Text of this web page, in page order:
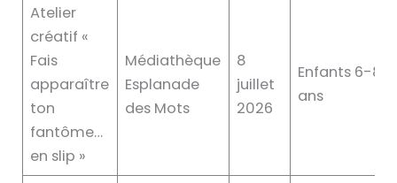
Atelier
créatif «
Fais
apparaître
ton
fantôme…
en slip »
Médiathèque
Esplanade
des Mots
8
juillet
2026
Enfants 6-8
ans